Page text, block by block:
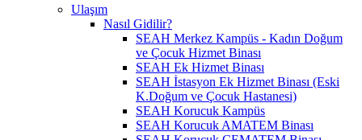
Ulaşım
Nasıl Gidilir?
SEAH Merkez Kampüs - Kadın Doğum
ve Çocuk Hizmet Binası
SEAH Ek Hizmet Binası
SEAH İstasyon Ek Hizmet Binası (Eski
K.Doğum ve Çocuk Hastanesi)
SEAH Korucuk Kampüs
SEAH Korucuk AMATEM Binası